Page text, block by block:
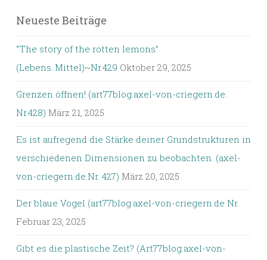
Neueste Beiträge
“The story of the rotten lemons”
(Lebens..Mittel)~Nr.429 Oktober 29, 2025
Grenzen öffnen! (art77blog.axel-von-criegern.de.
Nr.428) März 21, 2025
Es ist aufregend die Stärke deiner Grundstrukturen in
verschiedenen Dimensionen zu beobachten. (axel-
von-criegern.de.Nr. 427) März 20, 2025
Der blaue Vogel (art77blog.axel-von-criegern.de Nr.
Februar 23, 2025
Gibt es die plastische Zeit? (Art77blog.axel-von-